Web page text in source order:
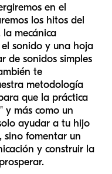
en el
los hitos del
la mecánica
el sonido y una hoja
de sonidos simples
te
metodología
que la práctica
y más como un
ayudar a tu hijo
sino fomentar un
y construir la